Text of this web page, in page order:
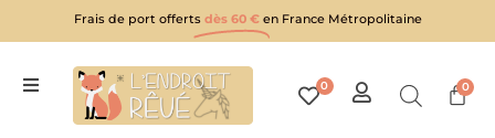
Frais de port offerts dès 60 € en France Métropolitaine
0 0